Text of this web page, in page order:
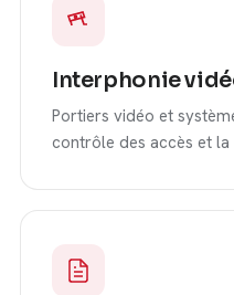
Interphonie
Portiers vidéo et
contrôle des accès et